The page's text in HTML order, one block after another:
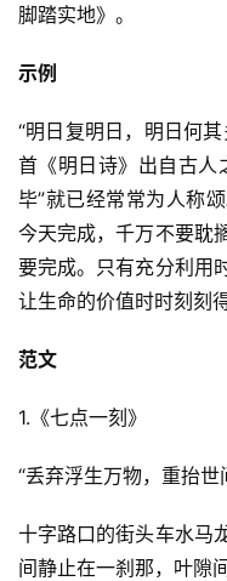
脚踏实地》。
示例
“明日复明日，明日何
首《明日诗》出自古人
毕”就已经常常为人称
今天完成，千万不要耽
要完成。只有充分利用
让生命的价值时时刻刻
范文
1.《七点一刻》
“丢弃浮生万物，重抬世
十字路口的街头车水马
间静止在一刹那，叶隙